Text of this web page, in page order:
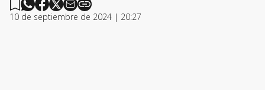
10 de septiembre de 2024 | 20:27